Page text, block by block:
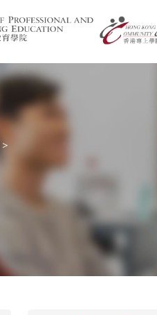
>